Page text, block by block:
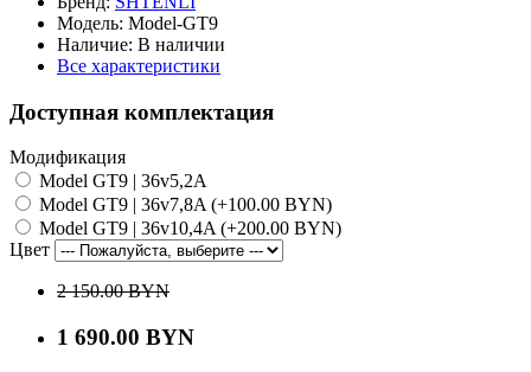
Модель: Model-GT9
Наличие: В наличии
Все характеристики
Доступная комплектация
Модификация
Model GT9 | 36v5,2A
Model GT9 | 36v7,8A (+100.00 BYN)
Model GT9 | 36v10,4A (+200.00 BYN)
Цвет
2 150.00 BYN
1 690.00 BYN